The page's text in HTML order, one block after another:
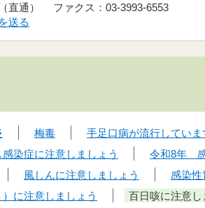
直通） ファクス：03-3993-6553
送る
梅毒 手足口病が流行していま
染症に注意しましょう
令和8年
風しんに注意しましょう 感染性
に注意しましょう
百日咳に注意し